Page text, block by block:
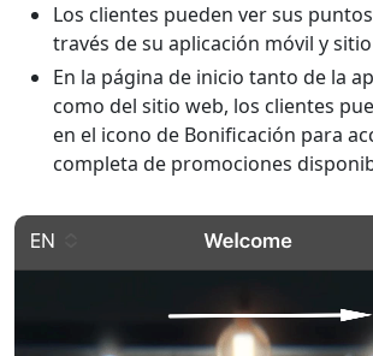
Los clientes pueden ver sus
través de su aplicación móvil y
En la página de inicio tanto de la
como del sitio web, los clientes
en el icono de Bonificación para
completa de promociones